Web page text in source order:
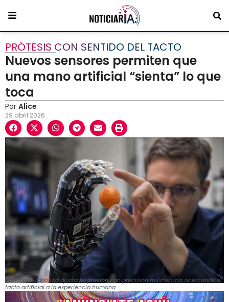
PRÓTESIS CON SENTIDO DEL TACTO
Nuevos sensores permiten que
una mano artificial “sienta” lo que
toca
Por Alice
29 abril 2026
Una mano robótica ajusta su presión con precisión milimétrica, acercando el
tacto artificial a la experiencia humana